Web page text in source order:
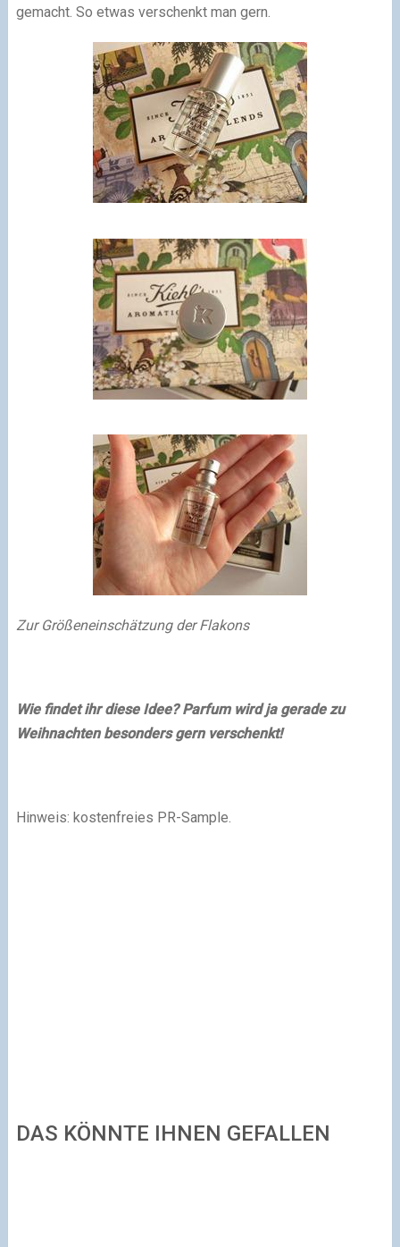
gemacht. So etwas verschenkt man gern.
Zur Größeneinschätzung der Flakons
Wie findet ihr diese Idee? Parfum wird ja gerade zu
Weihnachten besonders gern verschenkt!
Hinweis: kostenfreies PR-Sample.
DAS KÖNNTE IHNEN GEFALLEN